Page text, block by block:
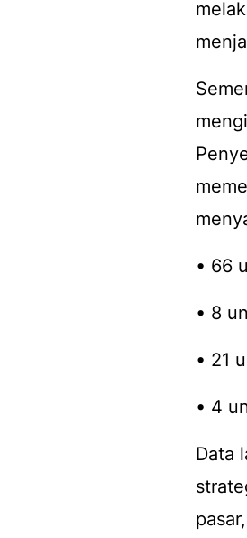
• 66
• 8
• 21
• 4
Data